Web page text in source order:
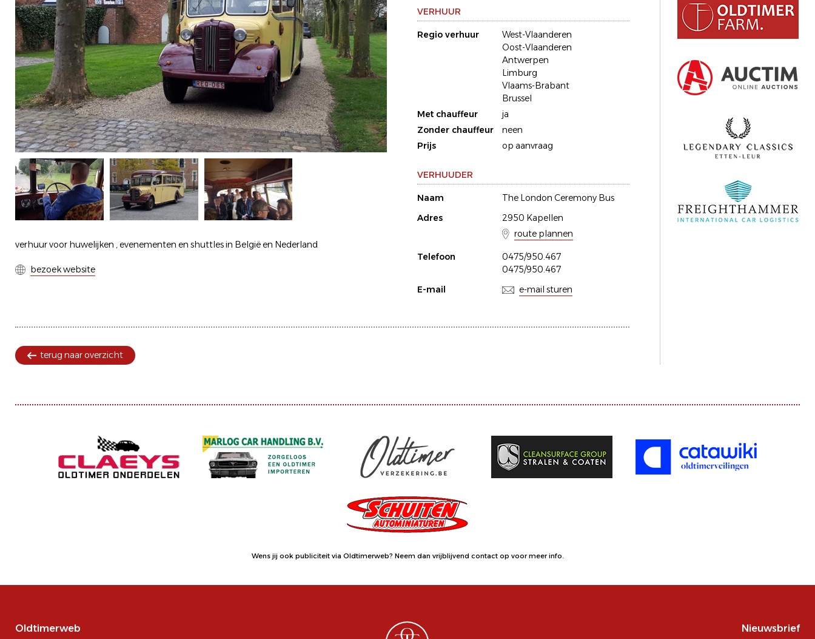
verhuur voor huwelijken , evenementen en shuttles in België en Nederland
bezoek website
VERHUUR
Regio verhuur
West-Vlaanderen
Oost-Vlaanderen
Antwerpen
Limburg
Vlaams-Brabant
Brussel
Met chauffeur
ja
Zonder chauffeur
neen
Prijs
op aanvraag
VERHUUDER
Naam
The London Ceremony Bus
Adres
2950 Kapellen
route plannen
Telefoon
0475/950.467
0475/950.467
E-mail
e-mail sturen
terug naar overzicht
Wens jij ook publiciteit via Oldtimerweb? Neem dan vrijblijvend contact op voor meer info.
Oldtimerweb Nieuwsbrief